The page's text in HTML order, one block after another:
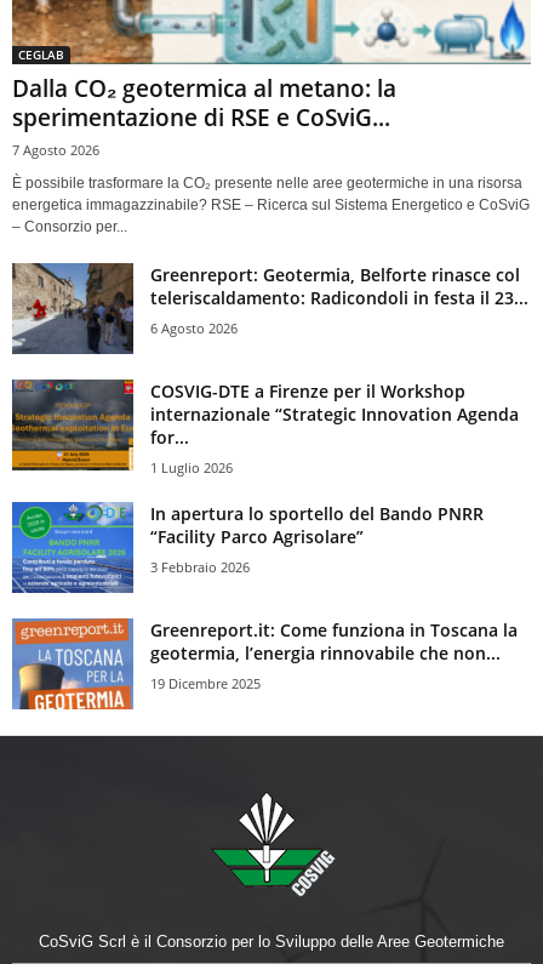
CEGLAB
Dalla CO₂ geotermica al metano: la
sperimentazione di RSE e CoSviG...
7 Agosto 2026
È possibile trasformare la CO₂ presente nelle aree geotermiche in una risorsa
energetica immagazzinabile? RSE – Ricerca sul Sistema Energetico e CoSviG
– Consorzio per...
Greenreport: Geotermia, Belforte rinasce col
teleriscaldamento: Radicondoli in festa il 23...
6 Agosto 2026
COSVIG-DTE a Firenze per il Workshop
internazionale “Strategic Innovation Agenda
for...
1 Luglio 2026
In apertura lo sportello del Bando PNRR
“Facility Parco Agrisolare”
3 Febbraio 2026
Greenreport.it: Come funziona in Toscana la
geotermia, l’energia rinnovabile che non...
19 Dicembre 2025
CoSviG Scrl è il Consorzio per lo Sviluppo delle Aree Geotermiche